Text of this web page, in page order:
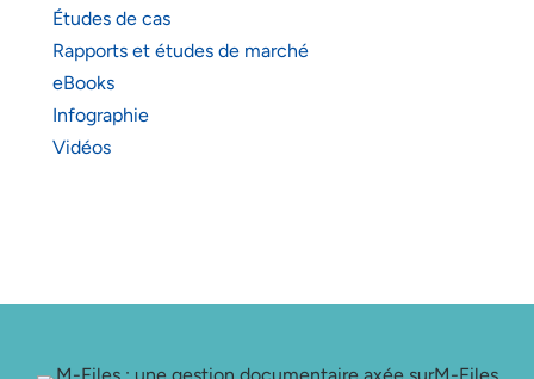
Études de cas
Rapports et études de marché
eBooks
Infographie
Vidéos